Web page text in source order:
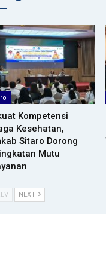
Kompetensi
Kesehatan,
Sitaro Dorong
Mutu
NEXT